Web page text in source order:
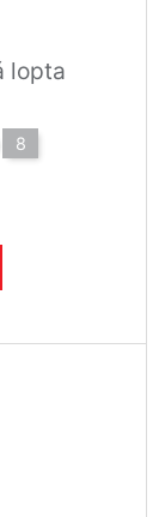
lopta
8